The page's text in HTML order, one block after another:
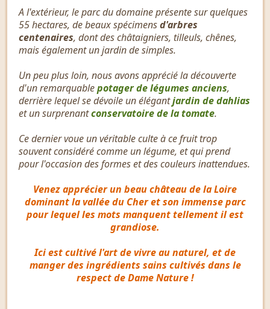
A l'extérieur, le parc du domaine présente sur quelques
55 hectares, de beaux spécimensd'arbres
centenaires, dont des châtaigniers, tilleuls, chênes,
mais également un jardin de simples.
Un peu plus loin, nous avons apprécié la découverte
d'un remarquablepotager de légumes anciens,
derrière lequel se dévoile un élégantjardin de dahlias
et un surprenantconservatoire de la tomate.
Ce dernier voue un véritable culte à ce fruit trop
souvent considéré comme un légume, et qui prend
pour l'occasion des formes et des couleurs inattendues.
Venez apprécier un beau château de la Loire
dominant la vallée du Cher et son immense parc
pour lequel les mots manquent tellement il est
grandiose.
Ici est cultivé l'art de vivre au naturel, et de
manger des ingrédients sains cultivés dans le
respect de Dame Nature !